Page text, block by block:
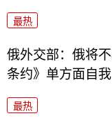
最热
俄外交部：俄将
条约》单方面自我
最热